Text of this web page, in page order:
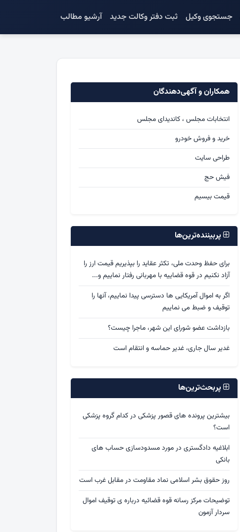
جستجوی وکیل ثبت دفتر وکالت جدید آرشیو مطالب
همکاران و آگهی‌دهندگان
انتخابات مجلس ، کاندیدای مجلس
خرید و فروش خودرو
طراحی سایت
فیش حج
قیمت بیسیم
پربیننده‌ترین‌ها
برای حفظ وحدت ملی، تکثر عقاید را بپذیریم قیمت ارز را
آزاد نکنیم در قوه قضاییه با مهربانی رفتار نماییم و...
اگر به اموال آمریکایی ها دسترسی پیدا نماییم، آنها را
توقیف و ضبط می نماییم
بازداشت عضو شورای این شهر، ماجرا چیست؟
غدیر سال جاری، غدیر حماسه و انتقام است
پربحث‌ترین‌ها
بیشترین پرونده های قصور پزشکی در کدام گروه پزشکی
است؟
ابلاغیه دادگستری در مورد مسدودسازی حساب های
بانکی
روز حقوق بشر اسلامی نماد مقاومت در مقابل غرب است
توضیحات مرکز رسانه قوه قضائیه درباره ی توقیف اموال
سردار آزمون